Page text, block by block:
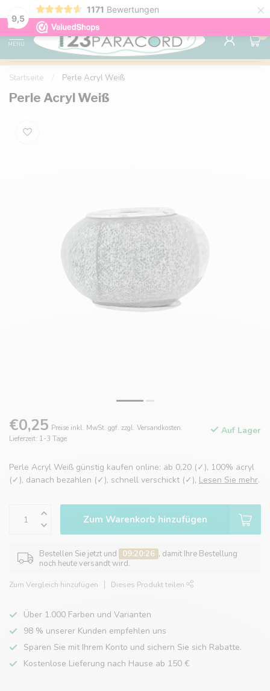
9,5
1171 Bewertungen ×
Kostenlose Lieferung nach Hause ab 150 €
MENU
0
Startseite Perle Acryl Weiß
Perle Acryl Weiß
€0,25 Preise inkl. MwSt. ggf. zzgl. Versandkosten.
Lieferzeit: 1-3 Tage
Auf Lager
Perle Acryl Weiß günstig kaufen online: ab 0,20 (✓), 100% acryl
(✓), danach bezahlen (✓), schnell verschickt (✓), Lesen Sie mehr.
Zum Warenkorb hinzufügen
Bestellen Sie jetzt und 09:20:26 , damit Ihre Bestellung
noch heute versandt wird.
Zum Vergleich hinzufügen Dieses Produkt teilen
Über 1.000 Farben und Varianten
98 % unserer Kunden empfehlen uns
Sparen Sie mit Ihrem Konto und sichern Sie sich Rabatte.
Kostenlose Lieferung nach Hause ab 150 €